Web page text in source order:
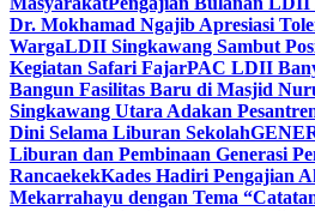
Dr. Mokhamad Ngajib Apresiasi
WargaLDII Singkawang Sambut
Kegiatan Safari FajarPAC LDII
Bangun Fasilitas Baru di Masjid
Singkawang Utara Adakan
Dini Selama Liburan Sekolah
Liburan dan Pembinaan Generasi
RancaekekKades Hadiri Pengajian
Mekarrahayu dengan Tema